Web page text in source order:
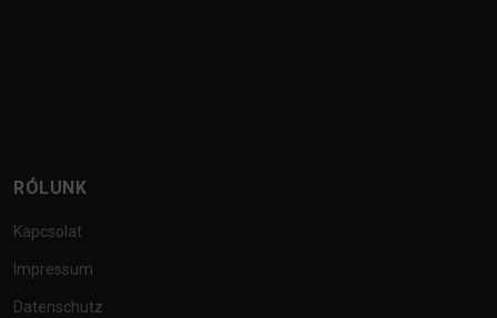
RÓLUNK
Kapcsolat
Impressum
Datenschutz